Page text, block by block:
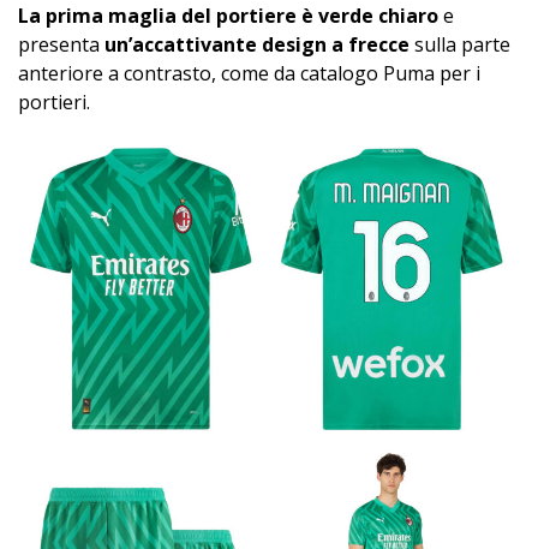
La prima maglia del portiere è verde chiaroe
presenta un’accattivante design a frecce sulla parte
anteriore a contrasto, come da catalogo Puma per i
portieri.